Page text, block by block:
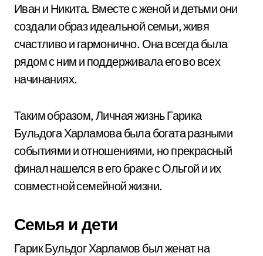
Иван и Никита. Вместе с женой и детьми они
создали образ идеальной семьи, живя
счастливо и гармонично. Она всегда была
рядом с ним и поддерживала его во всех
начинаниях.
Таким образом, Личная жизнь Гарика
Бульдога Харламова была богата разными
событиями и отношениями, но прекрасный
финал нашелся в его браке с Ольгой и их
совместной семейной жизни.
Семья и дети
Гарик Бульдог Харламов был женат на